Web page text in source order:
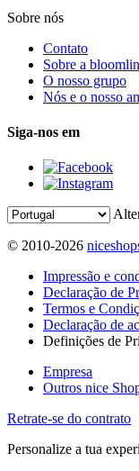
Sobre nós
Contato
Sobre a
O nosso grupo
Nós e o nosso
Siga-nos em
© 2010-2026
Impressão e
Declaração de
Termos e
Declaração de
Definições de
Empresa
Outros nice
Retrate-se do contrato
Personalize a tua